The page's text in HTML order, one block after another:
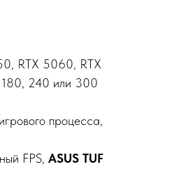
RTX 5060, RTX
180, 240 или 300
процесса,
FPS, ASUS TUF